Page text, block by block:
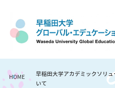
HOME
早稲田大学アカデミックソリ
いて